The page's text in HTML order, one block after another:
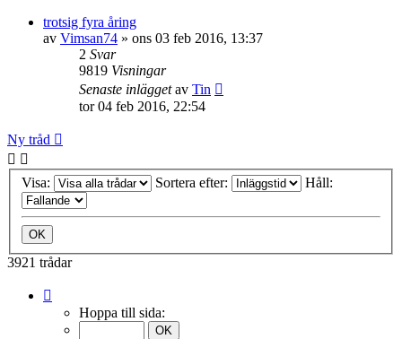
trotsig fyra åring
av Vimsan74 » ons 03 feb 2016, 13:37
2 Svar
9819 Visningar
Senaste inläggetav Tin
tor 04 feb 2016, 22:54
Ny tråd
Visa: Sortera efter: Håll:
3921 trådar
Hoppa till sida: